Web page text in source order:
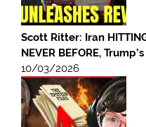
Scott Ritter: Iran
NEVER BEFORE,
10/03/2026